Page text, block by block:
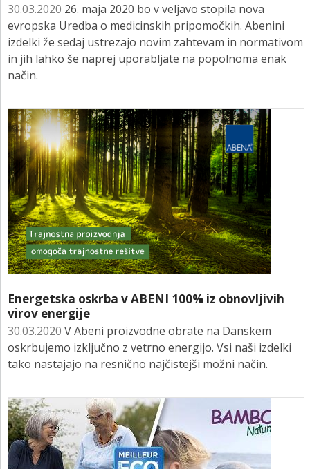
30.03.2020 26. maja 2020 bo v veljavo stopila nova
evropska Uredba o medicinskih pripomočkih. Abenini
izdelki že sedaj ustrezajo novim zahtevam in normativom
in jih lahko še naprej uporabljate na popolnoma enak
način.
Energetska oskrba v ABENI 100% iz obnovljivih
virov energije
30.03.2020 V Abeni proizvodne obrate na Danskem
oskrbujemo izključno z vetrno energijo. Vsi naši izdelki
tako nastajajo na resnično najčistejši možni način.